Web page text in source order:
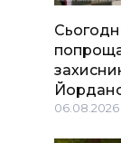
06.08.2026